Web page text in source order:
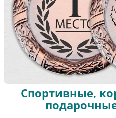
Спортивные,